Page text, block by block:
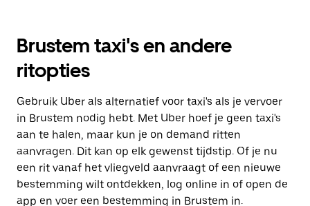
Brustem taxi's en andere
ritopties
Gebruik Uber als alternatief voor taxi's als je vervoer
in Brustem nodig hebt. Met Uber hoef je geen taxi's
aan te halen, maar kun je on demand ritten
aanvragen. Dit kan op elk gewenst tijdstip. Of je nu
een rit vanaf het vliegveld aanvraagt of een nieuwe
bestemming wilt ontdekken, log online in of open de
app en voer een bestemming in Brustem in.